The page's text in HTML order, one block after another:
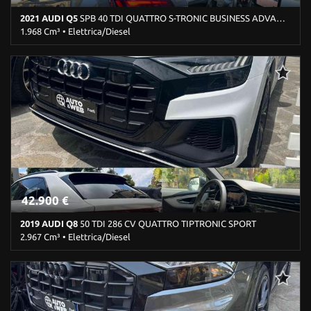
Telecamera per parcheggio assistito
2021 AUDI Q5 SPB 40 TDI QUATTRO S-TRONIC BUSINESS ADVANCED
1.968 Cm³ • Elettrica/Diesel
171.215 Km • Cambio Sequenziale (7) • Grigio metallizzato • 5
Porte • ABS • Airbag • Airbag laterali • Airbag Passeggero • Airbag
testa • Alzacristalli elettrici • Autoradio • Bluetooth • Bracciolo •
Cerchi in lega • Chiusura centralizzata • Climatizzatore automatico,
2 zone • Controllo trazione • Cruise Control • ESP • Fari full-LED •
Fendinebbia • Filtro antiparticolato • Immobilizzatore elettronico •
Park Distance Control • Portellone posteriore elettrico • Sedile
posteriore sdoppiato • Sensori di parcheggio posteriori •
Servosterzo • Navigatore satellitare • Specchietti laterali elettrici
42.900 €
2019 AUDI Q8 50 TDI 286 CV QUATTRO TIPTRONIC SPORT
2.967 Cm³ • Elettrica/Diesel
154.100 Km • Cambio Automatico (8) • Bianco pastello • 5 Porte •
ABS • Airbag • Airbag laterali • Airbag Passeggero • Airbag testa •
Alzacristalli elettrici • Autoradio • Bluetooth • Cerchi in lega •
Chiusura centralizzata • Climatizzatore automatico, 4 zone •